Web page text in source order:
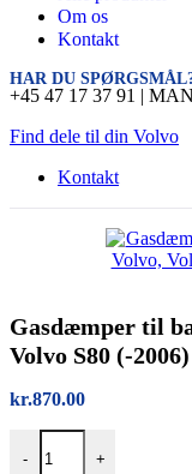
Om os
Kontakt
HAR DU
+45 47 17 37 91 |
Find dele til din Volvo
Kontakt
Gasdæmper til
Volvo S80 (-
kr.870.00
-
Gasdæmper til
+